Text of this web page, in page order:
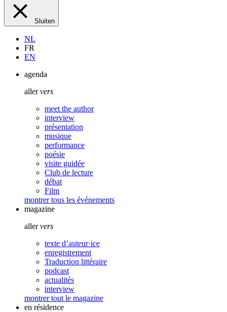
Sluiten
NL
FR
EN
agenda
allervers
meet the author
interview
présentation
musique
performance
poésie
visite guidée
Club de lecture
débat
Film
montrer tous les événements
magazine
allervers
texte d’auteur·ice
enregistrement
Traduction littéraire
podcast
actualités
interview
montrer tout le magazine
en résidence